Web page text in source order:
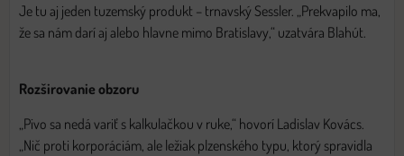
Je tu aj jeden tuzemský produkt – trnavský Sessler. „Prekvapilo ma,
že sa nám darí aj alebo hlavne mimo Bratislavy,“ uzatvára Blahút.
Rozširovanie obzoru
„Pivo sa nedá variť s kalkulačkou v ruke,“ hovorí Ladislav Kovács.
„Nič proti korporáciám, ale ležiak plzenského typu, ktorý spravidla